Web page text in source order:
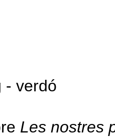
- verdó
Les nostres